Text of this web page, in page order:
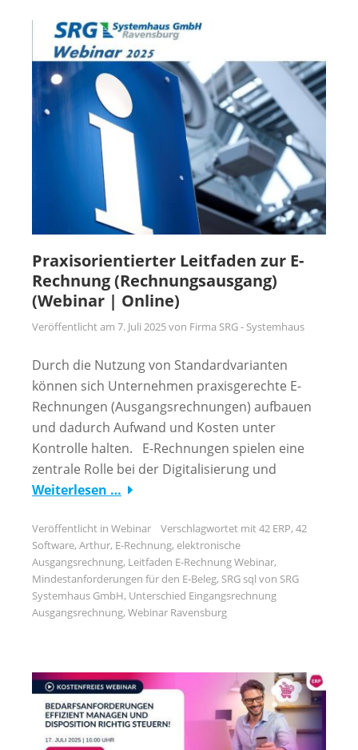
Praxisorientierter Leitfaden zur E-
Rechnung (Rechnungsausgang)
(Webinar | Online)
Veröffentlicht am 7. Juli 2025von Firma SRG - Systemhaus
Durch die Nutzung von Standardvarianten
können sich Unternehmen praxisgerechte E-
Rechnungen (Ausgangsrechnungen) aufbauen
und dadurch Aufwand und Kosten unter
Kontrolle halten. E-Rechnungen spielen eine
zentrale Rolle bei der Digitalisierung und
Weiterlesen …
Veröffentlicht in Webinar Verschlagwortet mit42 ERP, 42
Software, Arthur, E-Rechnung, elektronische
Ausgangsrechnung, Leitfaden E-Rechnung Webinar,
Mindestanforderungen für den E-Beleg, SRG sql von SRG
Systemhaus GmbH, Unterschied Eingangsrechnung
Ausgangsrechnung, Webinar Ravensburg